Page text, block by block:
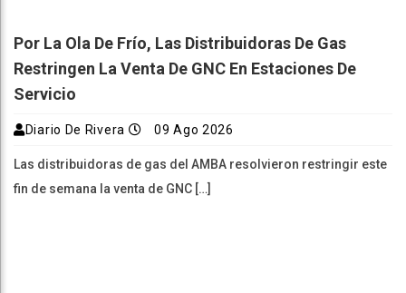
Por La Ola De Frío, Las Distribuidoras De Gas
Restringen La Venta De GNC En Estaciones De
Servicio
Diario De Rivera 09 Ago 2026
Las distribuidoras de gas del AMBA resolvieron restringir este
fin de semana la venta de GNC […]